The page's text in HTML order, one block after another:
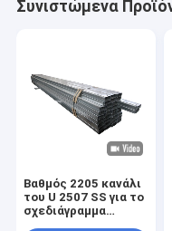
Συνιστώμενα
Βαθμός 2205 κανάλι
του U 2507 SS για το
σχεδιάγραμμα